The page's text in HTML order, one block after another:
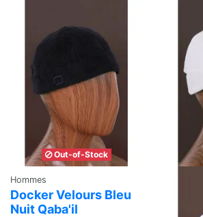
Out-of-Stock
Hommes
Docker Velours Bleu
Nuit Qaba'il